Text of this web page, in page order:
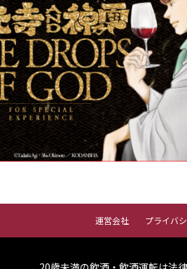
運営会社 プライバ